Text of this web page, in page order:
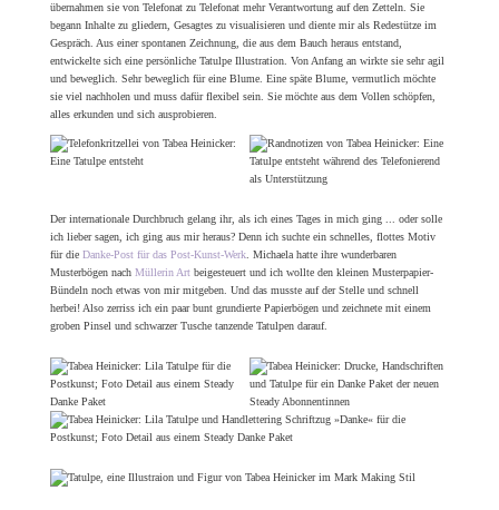
übernahmen sie von Telefonat zu Telefonat mehr Verantwortung auf den Zetteln. Sie
begann Inhalte zu gliedern, Gesagtes zu visualisieren und diente mir als Redestütze im
Gespräch. Aus einer spontanen Zeichnung, die aus dem Bauch heraus entstand,
entwickelte sich eine persönliche Tatulpe Illustration. Von Anfang an wirkte sie sehr agil
und beweglich. Sehr beweglich für eine Blume. Eine späte Blume, vermutlich möchte
sie viel nachholen und muss dafür flexibel sein. Sie möchte aus dem Vollen schöpfen,
alles erkunden und sich ausprobieren.
Der internationale Durchbruch gelang ihr, als ich eines Tages in mich ging ... oder solle
ich lieber sagen, ich ging aus mir heraus? Denn ich suchte ein schnelles, flottes Motiv
für die Danke-Post für das Post-Kunst-Werk. Michaela hatte ihre wunderbaren
Musterbögen nach Müllerin Artbeigesteuert und ich wollte den kleinen Musterpapier-
Bündeln noch etwas von mir mitgeben. Und das musste auf der Stelle und schnell
herbei! Also zerriss ich ein paar bunt grundierte Papierbögen und zeichnete mit einem
groben Pinsel und schwarzer Tusche tanzende Tatulpen darauf.